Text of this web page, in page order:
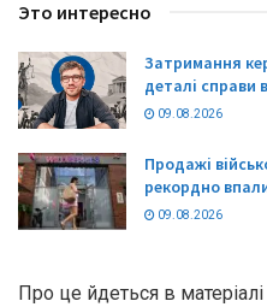
Это интересно
Затримання
деталі справи
09.08.2026
Продажі
рекордно
09.08.2026
Про це йдеться в